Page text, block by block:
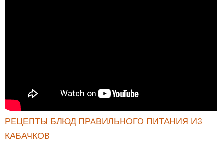
РЕЦЕПТЫ БЛЮД ПРАВИЛЬНОГО ПИТАНИЯ ИЗ
КАБАЧКОВ